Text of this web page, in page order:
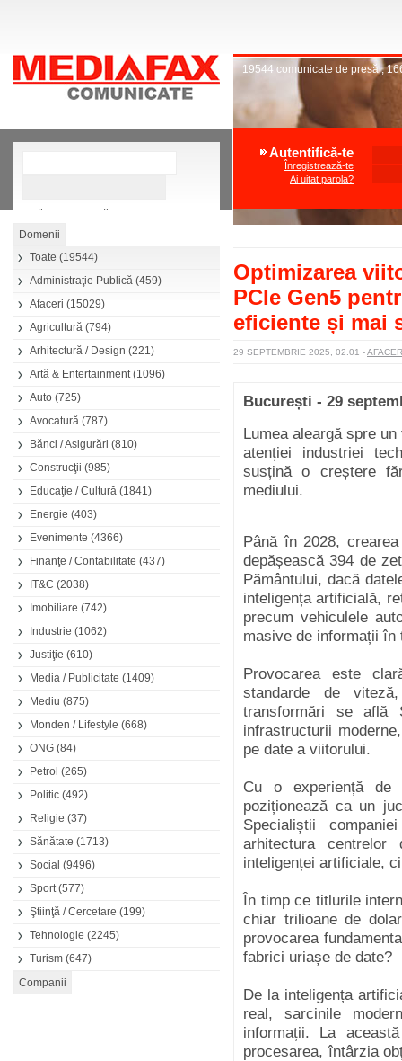
Căutare avansată
Toate (19544)
Administraţie Publică (459)
Afaceri (15029)
Agricultură (794)
Arhitectură / Design (221)
Artă & Entertainment(1096)
Auto (725)
Avocatură (787)
Bănci / Asigurări (810)
Construcţii (985)
Educaţie / Cultură (1841)
Energie (403)
Evenimente (4366)
Finanţe / Contabilitate (437)
IT&C (2038)
Imobiliare (742)
Industrie (1062)
Justiţie (610)
Media / Publicitate (1409)
Mediu (875)
Monden / Lifestyle (668)
ONG (84)
Petrol (265)
Politic (492)
Religie (37)
Sănătate (1713)
Social (9496)
Sport(577)
Ştiinţă / Cercetare (199)
Tehnologie (2245)
Turism (647)
19544 comunicate de presă,
Autentifică-te
Înregistrează-te
Ai uitat parola?
Optimizarea
PCIe Gen5
eficiente și mai
29 SEPTEMBRIE 2025, 02.01 -
București - 29
Lumea aleargă spre
atenției industriei
susțină o creștere
mediului.
Până în 2028,
depășească 394 de
Pământului, dacă
inteligența artificială,
precum vehiculele
masive de informații în
Provocarea este
standarde de
transformări se află
infrastructurii
pe date a viitorului.
Cu o experiență de
poziționează ca un
Specialiștii
arhitectura
inteligenței artificiale,
În timp ce titlurile
chiar trilioane de
provocarea
fabrici uriașe de date?
De la inteligența
real, sarcinile
informații. La
procesarea, întârzia